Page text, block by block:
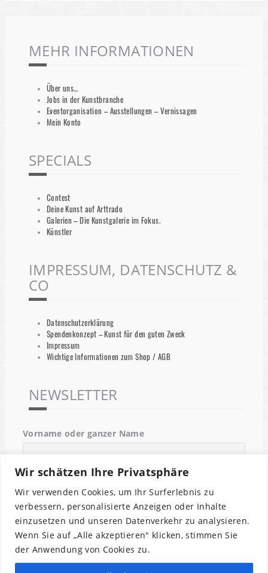
Wir schätzen Ihre Privatsphäre
Wir verwenden Cookies, um Ihr Surferlebnis zu
verbessern, personalisierte Anzeigen oder Inhalte
einzusetzen und unseren Datenverkehr zu analysieren.
Wenn Sie auf „Alle akzeptieren" klicken, stimmen Sie
der Anwendung von Cookies zu.
MEHR INFORMATIONEN
Über uns…
Jobs in der Kunstbranche
Eventorganisation – Ausstellungen – Vernissagen
Mein Konto
SPECIALS
Contest
Deine Kunst auf Arttrado
Galerien – Die Kunstgalerie im Fokus.
Künstler
IMPRESSUM, DATENSCHUTZ &
CO
Datenschutzerklärung
Spendenkonzept – Kunst für den guten Zweck
Impressum
Wichtige Informationen zum Shop / AGB
NEWSLETTER
Vorname oder ganzer Name
Email
Indem Du fortfährst, akzeptierst Du unsere
Datenschutzerklärung.